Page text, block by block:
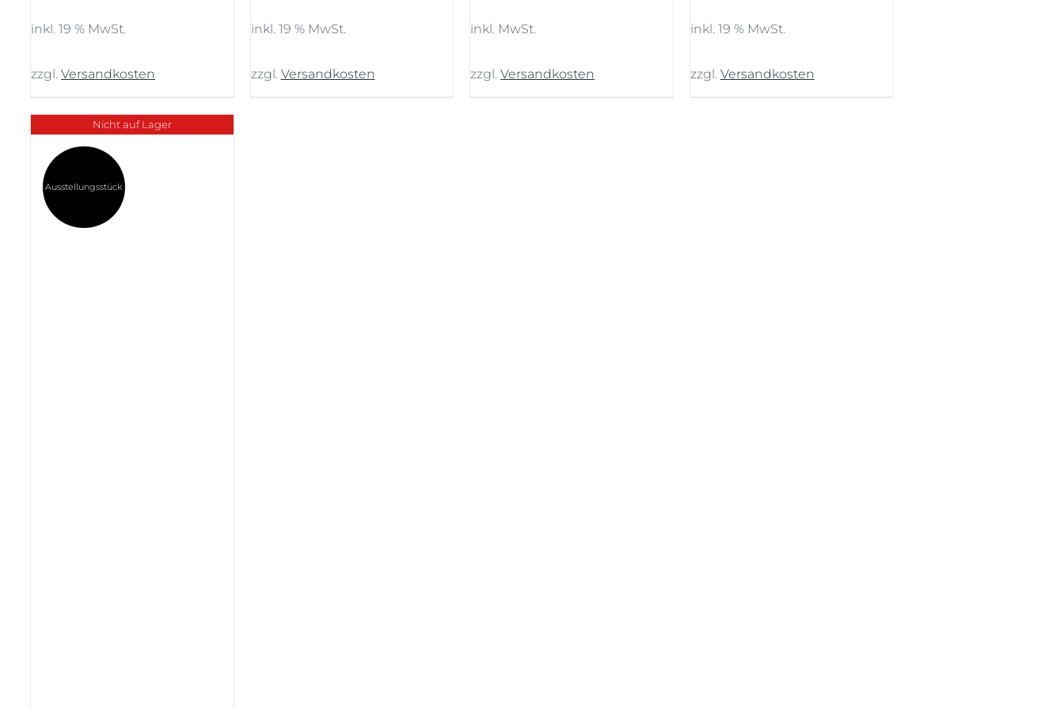
inkl. 19 % MwSt.
zzgl. Versandkosten
inkl. 19 % MwSt.
zzgl. Versandkosten
inkl. MwSt.
zzgl.Versandkosten
inkl. 19 % MwSt.
zzgl. Versandkosten
Nicht auf Lager
Ausstellungsstück